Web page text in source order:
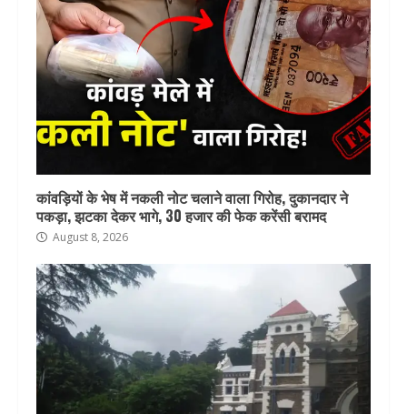
कांवड़ियों के भेष में नकली नोट चलाने वाला गिरोह, दुकानदार ने
पकड़ा, झटका देकर भागे, 30 हजार की फेक करेंसी बरामद
August 8, 2026